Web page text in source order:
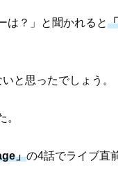
は？」と聞かれると
と思ったでしょう。
」の4話でライブ直